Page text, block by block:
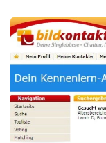
t
5
v
n